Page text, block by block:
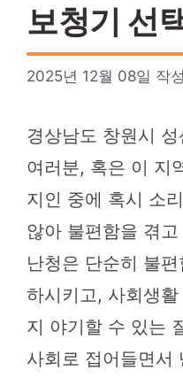
보청기 선
2025년 12월 08일 작
경상남도 창원시
여러분, 혹은 이 지
지인 중에 혹시 소
않아 불편함을 겪
난청은 단순히 불
하시키고, 사회생
지 야기할 수 있는
사회로 접어들면서